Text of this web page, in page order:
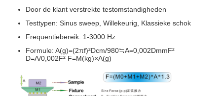
Door de klant verstrekte testomstandigheden
Testtypen: Sinus sweep, Willekeurig, Klassieke schok
Frequentiebereik: 1-3000 Hz
Formule: A(g)=(2πf)²Dcm/980≒A=0,002DmmF²
D=A/0,002F² F=M(kg)×A(g)